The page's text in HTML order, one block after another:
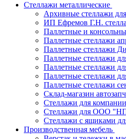
Стеллажи металлические
Архивные стеллажи
ИП Ефремов Г.Н.
Паллетные и
Паллетные стеллажи
Паллетные стеллажи
Паллетные стеллажи
Паллетные стеллажи
Паллетные стеллажи
Паллетные стеллажи
Склад-магазин
Стеллажи для
Стеллажи для ООО
Стеллажи с ящиками
Производственная мебель